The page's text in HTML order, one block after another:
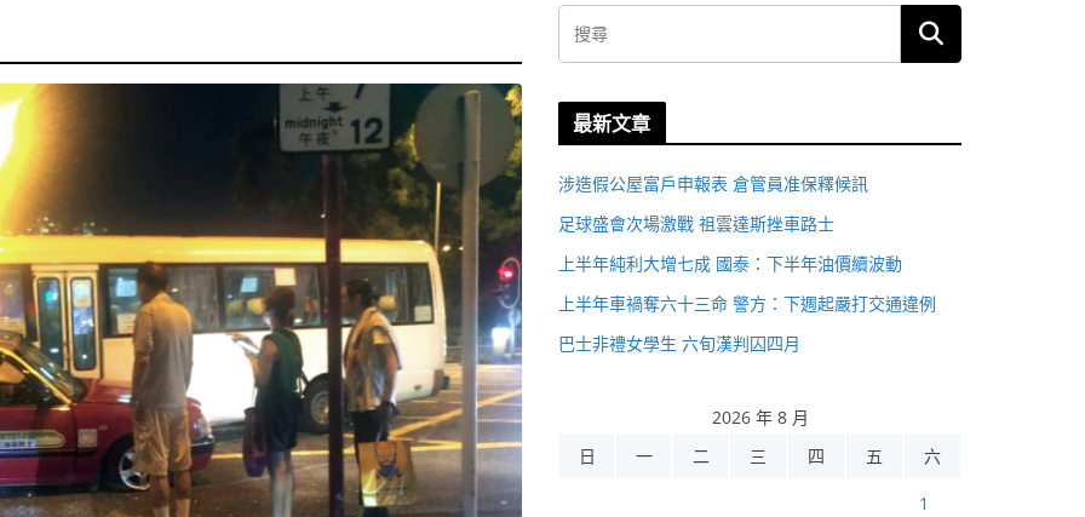
最新文章
涉造假公屋富戶申報表 倉管員准保釋候訊
足球盛會次場激戰 祖雲達斯挫車路士
上半年純利大增七成 國泰：下半年油價續波動
上半年車禍奪六十三命 警方：下週起嚴打交通違例
巴士非禮女學生 六旬漢判囚四月
2026 年 8 月
日
一 二 三 四 五 六
1